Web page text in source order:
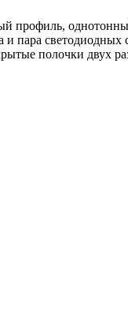
профиль,
пара светодиодных
полочки двух